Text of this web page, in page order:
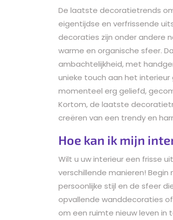
De laatste decoratietrends
eigentijdse en verfrissende
decoraties zijn onder andere
warme en organische sfeer.
ambachtelijkheid, met
unieke touch aan het
momenteel erg geliefd,
Kortom, de laatste
creëren van een trendy en
Hoe kan ik mijn
Wilt u uw interieur een frisse
verschillende manieren!
persoonlijke stijl en de sfeer
opvallende wanddecoraties
om een ruimte nieuw leven in